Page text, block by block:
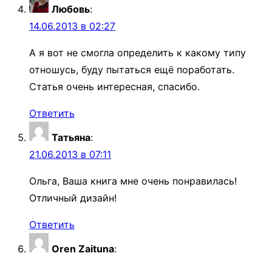
Любовь:
14.06.2013 в 02:27
А я вот не смогла определить к какому типу
отношусь, буду пытаться ещё поработать.
Статья очень интересная, спасибо.
Ответить
Татьяна:
21.06.2013 в 07:11
Ольга, Ваша книга мне очень понравилась!
Отличный дизайн!
Ответить
Oren Zaituna: